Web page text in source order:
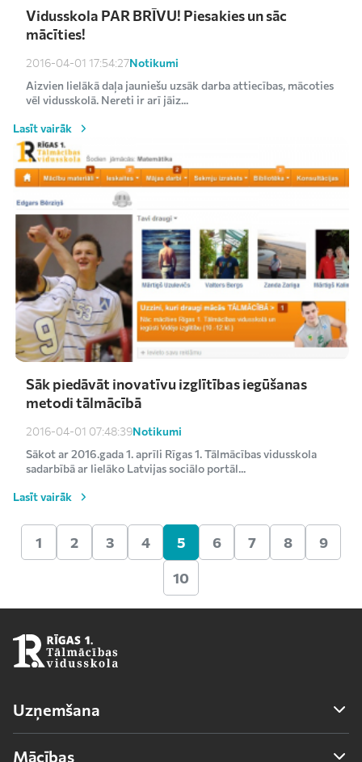
Vidusskola PAR BRĪVU! Piesakies un sāc
mācīties!
2016-04-01 17:54:27Notikumi
Aizvien lielākā daļa jauniešu uzsāk darba attiecības, mācoties
vēl vidusskolā. Nereti ir arī jāiz...
Lasīt vairāk
Sāk piedāvāt inovatīvu izglītības iegūšanas
metodi tālmācībā
2016-04-01 07:48:39Notikumi
Sākot ar 2016.gada 1. aprīli Rīgas 1. Tālmācības vidusskola
sadarbībā ar lielāko Latvijas sociālo portāl...
Lasīt vairāk
1 2 3 4 5 6 7 8
9
10
Uzņemšana
Uzņemšanas noteikumi
Mācības